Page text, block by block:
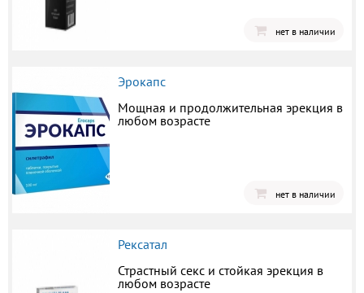
нет в наличии
Эрокапс
Мощная и продолжительная эрекция в
любом возрасте
нет в наличии
Рексатал
Страстный секс и стойкая эрекция в
любом возрасте